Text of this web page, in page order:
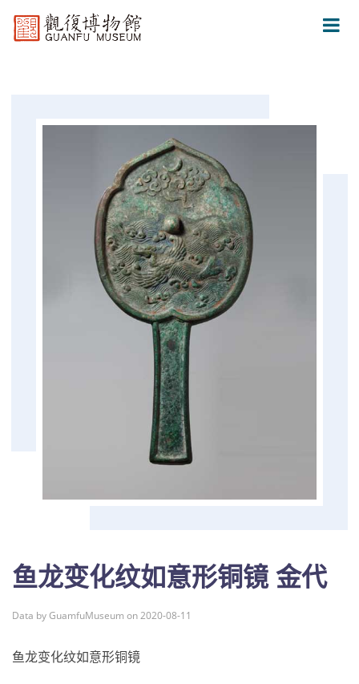
鱼龙变化纹如意形铜镜 金代
Data by GuamfuMuseum on 2020-08-11
鱼龙变化纹如意形铜镜